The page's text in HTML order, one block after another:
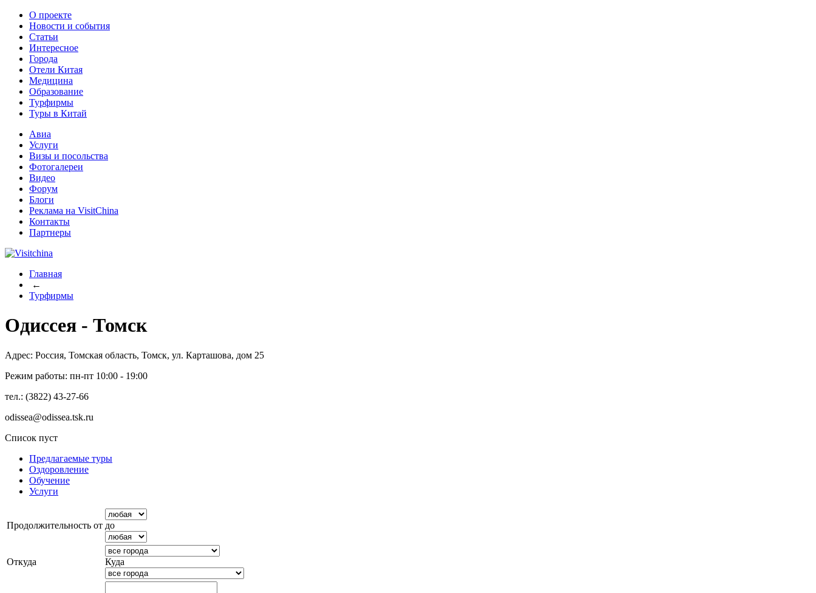
О проекте
Новости и события
Статьи
Интересное
Города
Отели Китая
Медицина
Образование
Турфирмы
Туры в Китай
Авиа
Услуги
Визы и посольства
Фотогалереи
Видео
Форум
Блоги
Реклама на VisitChina
Контакты
Партнеры
Главная
←
Турфирмы
Одиссея - Томск
Адрес: Россия, Томская область, Томск, ул. Карташова, дом 25
Режим работы: пн-пт 10:00 - 19:00
тел.: (3822) 43-27-66
odissea@odissea.tsk.ru
Список пуст
Предлагаемые туры
Оздоровление
Обучение
Услуги
Продолжительность от до
Откуда Куда